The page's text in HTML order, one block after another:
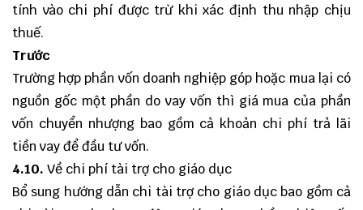
tính vào chi phí được trừ khi xác định thu nhập chịu
thuế.
Trước
Trường hợp phần vốn doanh nghiệp góp hoặc mua lại có
nguồn gốc một phần do vay vốn thì giá mua của phần
vốn chuyển nhượng bao gồm cả khoản chi phí trả lãi
tiền vay để đầu tư vốn.
4.10. Về chi phí tài trợ cho giáo dục
Bổ sung hướng dẫn chi tài trợ cho giáo dục bao gồm cả